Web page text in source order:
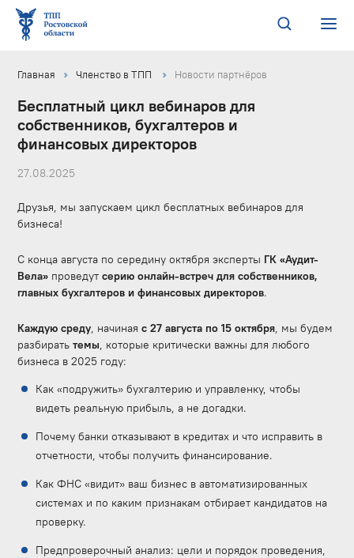
Главная Членство в ТПП Новости партнёров
Бесплатный цикл вебинаров для
собственников, бухгалтеров и
финансовых директоров
27.08.2025
Друзья, мы запускаем цикл бесплатных вебинаров для
бизнеса!
С конца августа по середину октября эксперты ГК «Аудит-
Вела» проведутсерию онлайн-встреч для собственников,
главных бухгалтеров и финансовых директоров.
Каждую среду, начинаяс 27 августа по 15 октября, мы будем
разбиратьтемы, которые критически важны для любого
бизнеса в 2025 году:
Как «подружить» бухгалтерию и управленку, чтобы
видеть реальную прибыль, а не догадки.
Почему банки отказывают в кредитах и что исправить в
отчетности, чтобы получить финансирование.
Как ФНС «видит» ваш бизнес в автоматизированных
системах и по каким признакам отбирает кандидатов на
проверку.
Предпроверочный анализ: цели и порядок проведения,